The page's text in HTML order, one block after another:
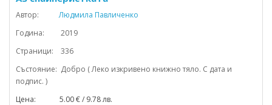
Автор:
Людмила Павличенко
Година: 2019
Страници: 336
Състояние: Добро ( Леко изкривено книжно тяло. С дата и
подпис. )
Цена: 5.00 € / 9.78 лв.